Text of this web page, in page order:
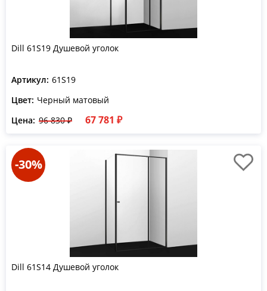
Dill 61S19 Душевой уголок
Артикул: 61S19
Цвет: Черный матовый
Цена: 96 830 ₽ 67 781 ₽
-30%
Dill 61S14 Душевой уголок